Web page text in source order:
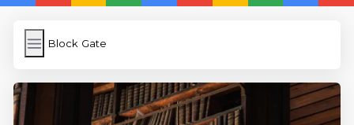
Block Gate
Block Gate
Subir Imagen